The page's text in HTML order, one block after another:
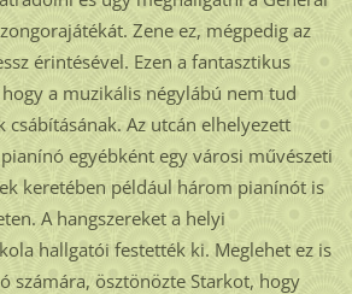
Zene ez, mégpedig az
érintésével. Ezen a fantasztikus
a muzikális négylábú nem tud
Az utcán elhelyezett
egyébként egy városi művészeti
keretében például három pianínót is
A hangszereket a helyi
hallgatói festették ki. Meglehet ez is
számára, ösztönözte Starkot, hogy